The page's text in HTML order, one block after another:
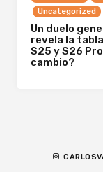
Uncategorized
Un duelo
revela la
S25 y S26
cambio?